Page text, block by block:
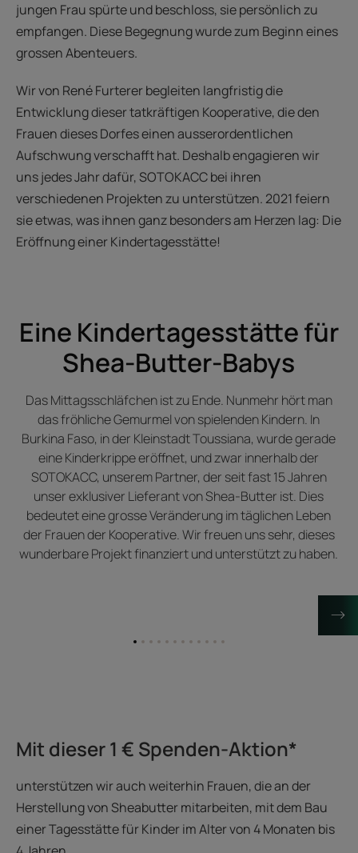
jungen Frau spürte und beschloss, sie persönlich zu
empfangen. Diese Begegnung wurde zum Beginn eines
grossen Abenteuers.
Wir von René Furterer begleiten langfristig die
Entwicklung dieser tatkräftigen Kooperative, die den
Frauen dieses Dorfes einen ausserordentlichen
Aufschwung verschafft hat. Deshalb engagieren wir
uns jedes Jahr dafür, SOTOKACC bei ihren
verschiedenen Projekten zu unterstützen. 2021 feiern
sie etwas, was ihnen ganz besonders am Herzen lag: Die
Eröffnung einer Kindertagesstätte!
Eine Kindertagesstätte für
Shea-Butter-Babys
Das Mittagsschläfchen ist zu Ende. Nunmehr hört man
das fröhliche Gemurmel von spielenden Kindern. In
Burkina Faso, in der Kleinstadt Toussiana, wurde gerade
eine Kinderkrippe eröffnet, und zwar innerhalb der
SOTOKACC, unserem Partner, der seit fast 15 Jahren
unser exklusiver Lieferant von Shea-Butter ist. Dies
bedeutet eine grosse Veränderung im täglichen Leben
der Frauen der Kooperative. Wir freuen uns sehr, dieses
wunderbare Projekt finanziert und unterstützt zu haben.
Zum
Zum
Zum
Zum
Zum
Zum
Zum
Zum
Zum
ZumZumZum
Mit dieser 1 € Spenden-Aktion*
unterstützen wir auch weiterhin Frauen, die an der
Herstellung von Sheabutter mitarbeiten, mit dem Bau
einer Tagesstätte für Kinder im Alter von 4 Monaten bis